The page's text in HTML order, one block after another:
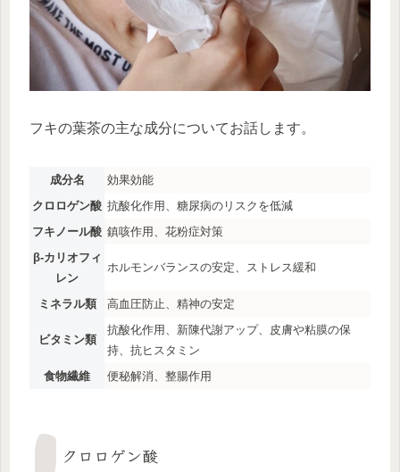
フキの葉茶の主な成分についてお話します。
成分名
効果効能
クロロゲン酸 抗酸化作用、糖尿病のリスクを低減
フキノール酸 鎮咳作用、花粉症対策
β-カリオフィ
レン
ホルモンバランスの安定、ストレス緩和
ミネラル類 高血圧防止、精神の安定
ビタミン類
抗酸化作用、新陳代謝アップ、皮膚や粘膜の保
持、抗ヒスタミン
食物繊維
便秘解消、整腸作用
クロロゲン酸